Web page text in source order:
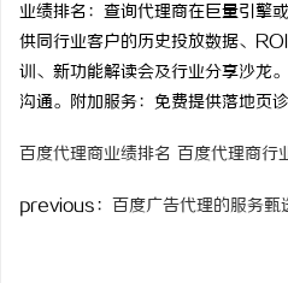
业绩排名：查询代理商在巨量引擎
供同行业客户的历史投放数据、
训、新功能解读会及行业分享沙龙
沟通。附加服务：免费提供落地页
百度代理商业绩排名 百度代理商行
previous： 百度广告代理的服务